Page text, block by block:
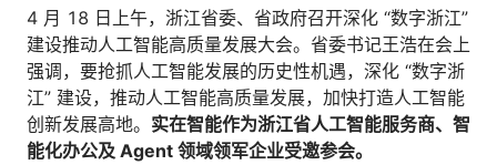
实在取数宝
一键提数整合，洞察更高效
医药行业
更多行业客户
统计税务 | 行政审批 | 基层减负 | 优化营商
烟草
资质审核 | 合同审核 | 一项一卷 | 智慧人力
制造业
订单生成 | 库存管控 | 物流监控 | 风险监测
4 月 18 日上午，浙江省委、省政府召开深化 “数字浙江”
建设推动人工智能高质量发展大会。省委书记王浩在会上
强调，要抢抓人工智能发展的历史性机遇，深化 “数字浙
江” 建设，推动人工智能高质量发展，加快打造人工智能
创新发展高地。 实在智能作为浙江省人工智能服务商、智
能化办公及 Agent 领域领军企业受邀参会。